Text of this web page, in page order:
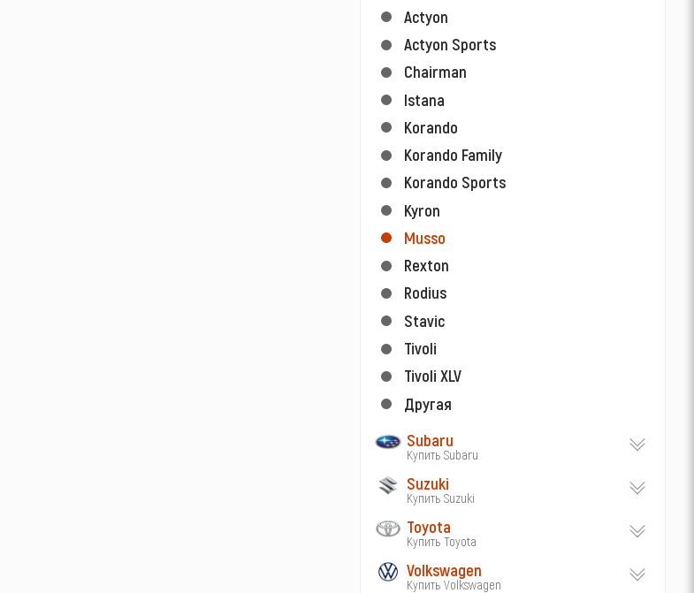
Actyon
Actyon Sports
Chairman
Istana
Korando
Korando Family
Korando Sports
Kyron
Musso
Rexton
Rodius
Stavic
Tivoli
Tivoli XLV
Другая
Subaru
Купить Subaru
Suzuki
Купить Suzuki
Toyota
Купить Toyota
Volkswagen
Купить Volkswagen